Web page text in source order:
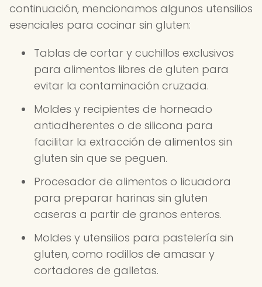
continuación, mencionamos algunos utensilios
esenciales para cocinar sin gluten:
Tablas de cortar y cuchillos exclusivos
para alimentos libres de gluten para
evitar la contaminación cruzada.
Moldes y recipientes de horneado
antiadherentes o de silicona para
facilitar la extracción de alimentos sin
gluten sin que se peguen.
Procesador de alimentos o licuadora
para preparar harinas sin gluten
caseras a partir de granos enteros.
Moldes y utensilios para pastelería sin
gluten, como rodillos de amasar y
cortadores de galletas.